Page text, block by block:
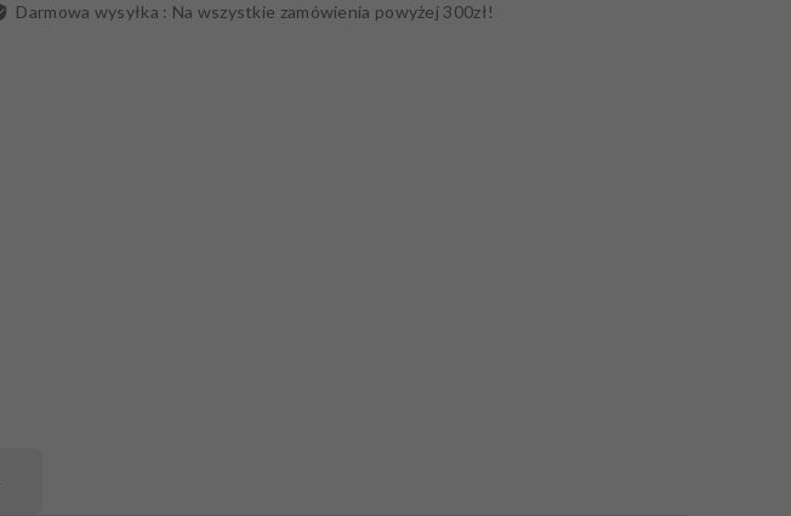
Darmowa wysyłka : Na wszystkie zamówienia powyżej 300zł!